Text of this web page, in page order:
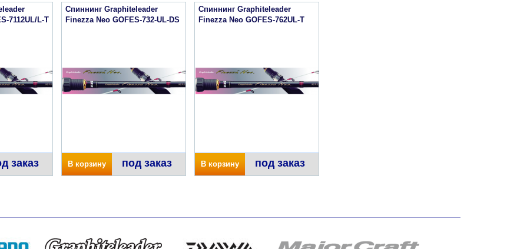
7112UL/L-T
заказ
Спиннинг Graphiteleader
Finezza Neo GOFES-732-UL-DS
В корзину под заказ
Спиннинг Graphiteleader
Finezza Neo GOFES-762UL-T
В корзину под заказ